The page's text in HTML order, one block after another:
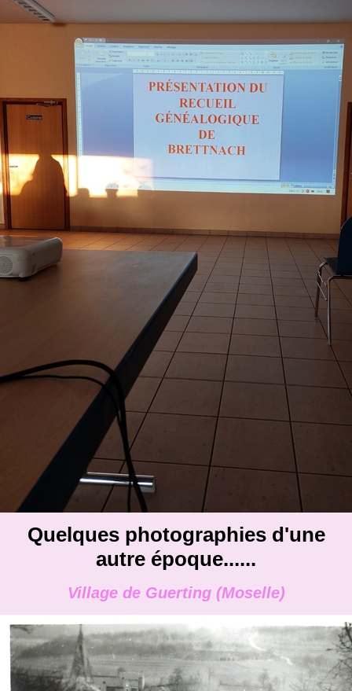
Quelques photographies d'une
autre époque......
Village de Guerting (Moselle)